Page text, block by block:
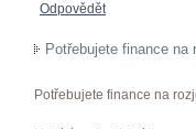
Odpovědět
Potřebujete finance
Potřebujete finance na